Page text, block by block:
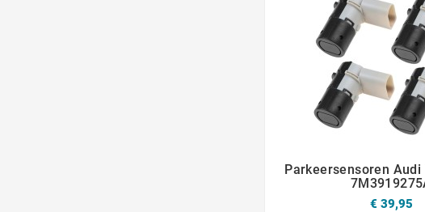
 
Parkeersensoren Audi
€ 39,95